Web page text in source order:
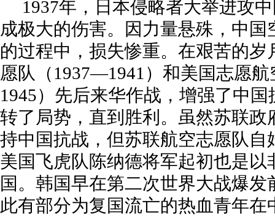
1937年，日本侵略者大举进攻
成极大的伤害。因力量悬殊，中
的过程中，损失惨重。在艰苦的岁
愿队（1937—1941）和美国志愿
1945）先后来华作战，增强了中
转了局势，直到胜利。虽然苏联政
持中国抗战，但苏联航空志愿队自
美国飞虎队陈纳德将军起初也是以
国。韩国早在第二次世界大战爆
此有部分为复国流亡的热血青年在